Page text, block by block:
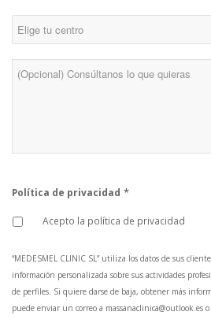
Política de privacidad *
Acepto la política de privacidad
“MEDESMEL CLINIC SL” utiliza los datos de sus
información personalizada sobre sus actividades
de perfiles. Si quiere darse de baja, obtener más
puede enviar un correo a massanaclinica@outlook.es